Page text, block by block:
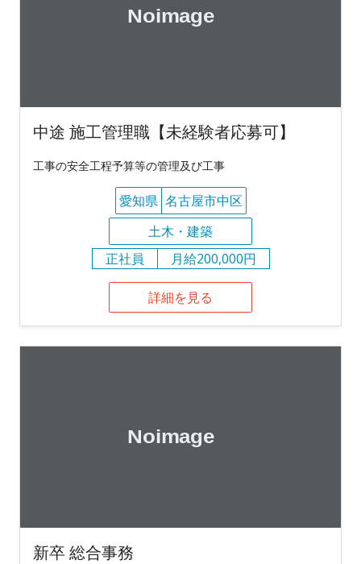
中途 施工管理職【未経験者応募可】
工事の安全工程予算等の管理及び工事
愛知県 名古屋市中区
土木・建築
正社員
月給200,000円
詳細を見る
新卒 総合事務